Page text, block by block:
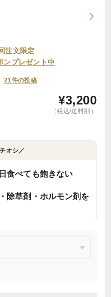
注文限定
ンプレゼント中
21件の投稿
¥3,200
（税込/送料別）
オシ／
食べても飽きない
除草剤・ホルモン剤を